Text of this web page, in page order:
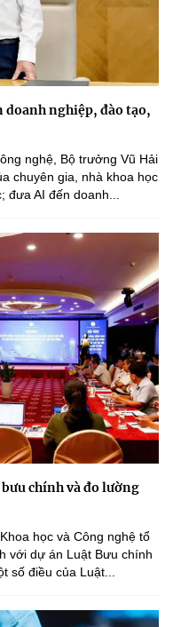
doanh nghiệp, đào tạo,
nghệ, Bộ trưởng Vũ Hải
chuyên gia, nhà khoa học
AI đến doanh...
chính và đo lường
học và Công nghệ tổ
với dự án Luật Bưu chính
số điều của Luật...